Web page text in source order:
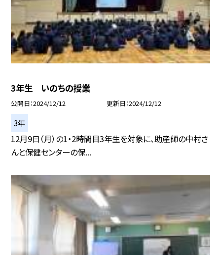
3年生 いのちの授業
公開日 2024/12/12 更新日 2024/12/12
3年
12月9日（月）の1・2時間目3年生を対象に、助産師の中村さ
んと保健センターの保...